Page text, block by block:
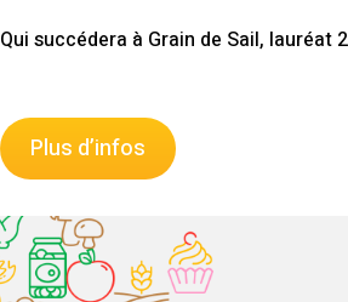
Qui succédera à Grain de Sail, lauréat
Plus d’infos